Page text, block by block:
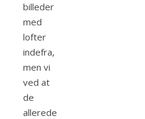
billeder
med
lofter
indefra,
men vi
ved at
de
allerede